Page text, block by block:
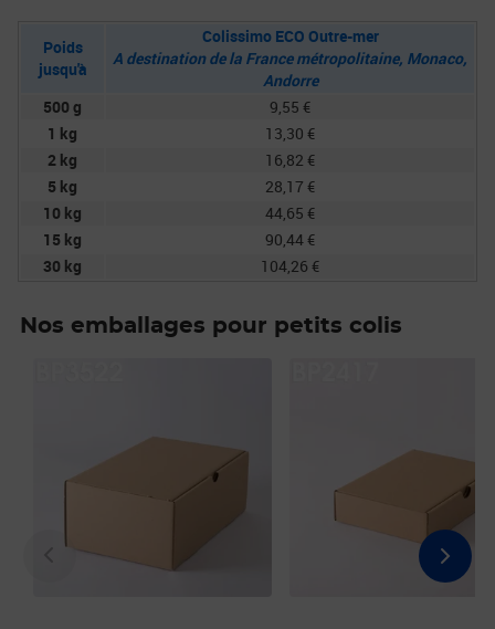
Poids
jusqu'à
Colissimo ECO Outre-mer
A destination de la France métropolitaine, Monaco,
Andorre
500 g
9,55 €
1 kg
13,30 €
2 kg
16,82 €
5 kg
28,17 €
10 kg
44,65 €
15 kg
90,44 €
30 kg
104,26 €
Nos emballages pour petits colis